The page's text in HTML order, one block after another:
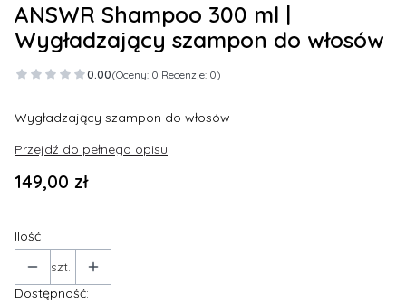
ANSWR Shampoo 300 ml |
Wygładzający szampon do włosów
0.00(Oceny: 0 Recenzje: 0)
Wygładzający szampon do włosów
Przejdź do pełnego opisu
Cena
149,00 zł
Ilość
szt.
Dostępność: